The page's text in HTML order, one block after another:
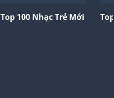
Top 100 Nhạc Trẻ Mới